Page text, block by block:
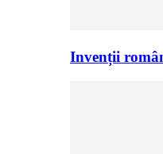
Invenții